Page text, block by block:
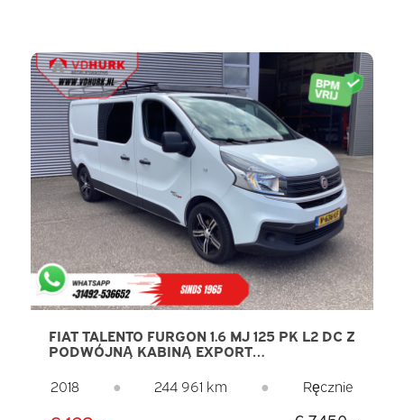
FIAT TALENTO FURGON 1.6 MJ 125 PK L2 DC Z
PODWÓJNĄ KABINĄ EXPORT
KLIMATYZACJA/ ANDROID/ KAMERA/
BAGAŻNIK DACHOWY
2018 ● 244 961 km ● Ręcznie